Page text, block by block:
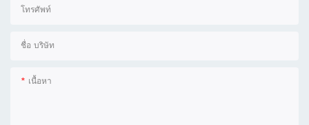
โทรศัพท์
ชื่อ บริษัท
เนื้อหา